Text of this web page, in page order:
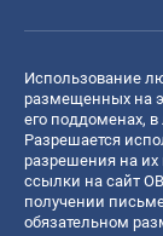
Использование
размещенных на
его поддоменах,
Разрешается
разрешения на их
ссылки на сайт
получении
обязательном